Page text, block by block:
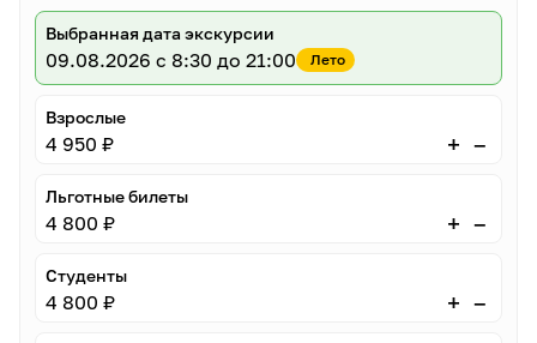
Выбранная дата экскурсии
09.08.2026 с 8:30 до 21:00 Лето
Взрослые
4 950 ₽ + –
Льготные билеты
4 800 ₽ + –
Студенты
4 800 ₽ + –